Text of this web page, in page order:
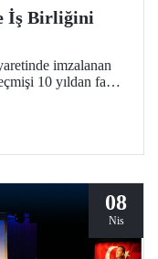
İş Birliğini
imzalanan
10 yıldan fazla
08
Nis